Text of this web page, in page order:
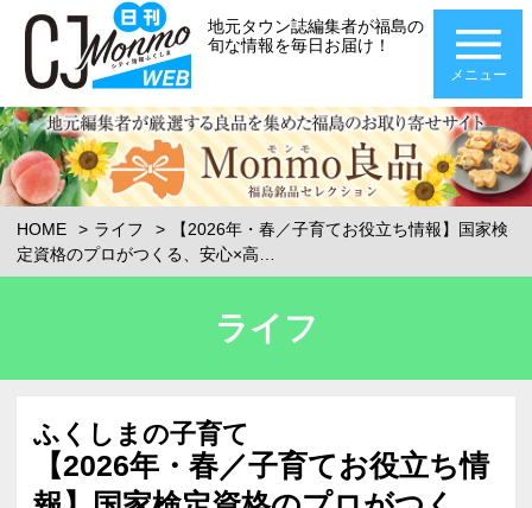
地元タウン誌編集者が福島の
旬な情報を毎日お届け！
メニュー
HOME ライフ
【2026年・春／子育てお役立ち情報】国家検
定資格のプロがつくる、安心×高…
ライフ
ふくしまの子育て
【2026年・春／子育てお役立ち情